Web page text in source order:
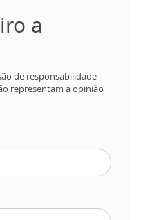
a
de responsabilidade
representam a opinião